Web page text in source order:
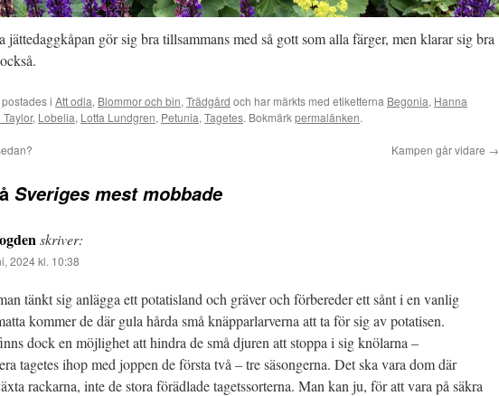
jättedaggkåpan gör sig bra tillsammans med så gott som alla färger, men klarar sig bra
i Att odla, Blommor och bin, Trädgård och har märkts med etiketterna Begonia, Hanna
, Lobelia, Lotta Lundgren, Petunia, Tagetes. Bokmärkpermalänken.
Kampen går vidare →
Sveriges mest mobbade
skriver:
2024 kl. 10:38
tänkt sig anlägga ett potatisland och gräver och förbereder ett sånt i en vanlig
kommer de där gula hårda små knäpparlarverna att ta för sig av potatisen.
dock en möjlighet att hindra de små djuren att stoppa i sig knölarna –
tagetes ihop med joppen de första två – tre säsongerna. Det ska vara dom där
rackarna, inte de stora förädlade tagetssorterna. Man kan ju, för att vara på säkra